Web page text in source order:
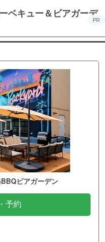
ベキュー＆ビアガーデ
PR
ビアガーデン
予約